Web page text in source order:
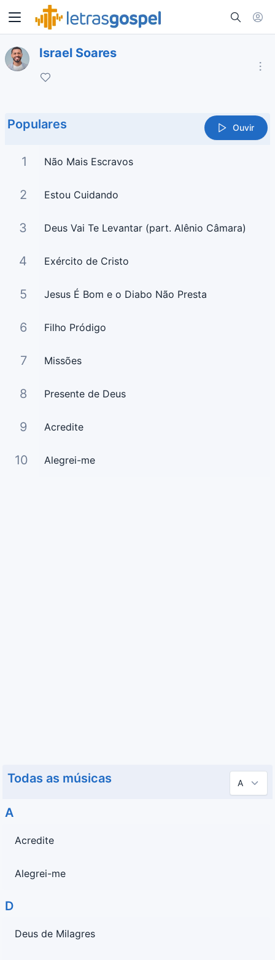
Israel Soares
Populares Ouvir
1 Não Mais Escravos
2 Estou Cuidando
3 Deus Vai Te Levantar (part. Alênio Câmara)
4 Exército de Cristo
5 Jesus É Bom e o Diabo Não Presta
6 Filho Pródigo
7 Missões
8 Presente de Deus
9 Acredite
10 Alegrei-me
Todas as músicas
A
Acredite
Alegrei-me
D
Deus de Milagres